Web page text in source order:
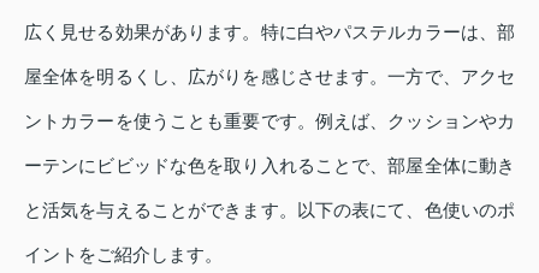
広く見せる効果があります。特に白やパステルカラーは、部
屋全体を明るくし、広がりを感じさせます。一方で、アクセ
ントカラーを使うことも重要です。例えば、クッションやカ
ーテンにビビッドな色を取り入れることで、部屋全体に動き
と活気を与えることができます。以下の表にて、色使いのポ
イントをご紹介します。